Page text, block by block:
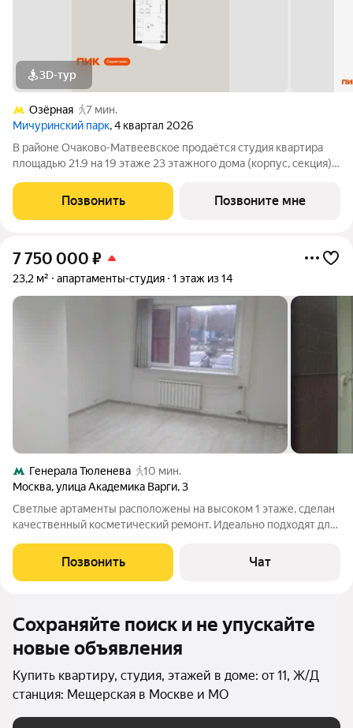
3D-тур
Озёрная
7 мин.
Мичуринский парк, 4 квартал 2026
В районе Очаково-Матвеевское продаётся студия квартира
площадью 21.9 на 19 этаже 23 этажного дома (корпус, секция) в
минут пешком до станции метро «Озёрная». 3 минуты на
автомобиле до МКАД и 20
Позвонить Позвоните мне
7 750 000 ₽
23,2 м² апартаменты-студия 1 этаж из 14
Генерала Тюленева
10 мин.
Москва,улица Академика Варги,3
Светлые артаменты расположены на высоком 1 этаже, сделан
качественный косметический ремонт. Идеально подходят для
Тихий,спокойный,чистый подъезд, консьерж, домофон. В
шаговой, доступности находятся:
Позвонить Чат
Сохраняйте поиск и не упускайте
новые объявления
Купить квартиру, студия, этажей в доме: от 11, Ж/Д
станция: Мещерская в Москве и МО